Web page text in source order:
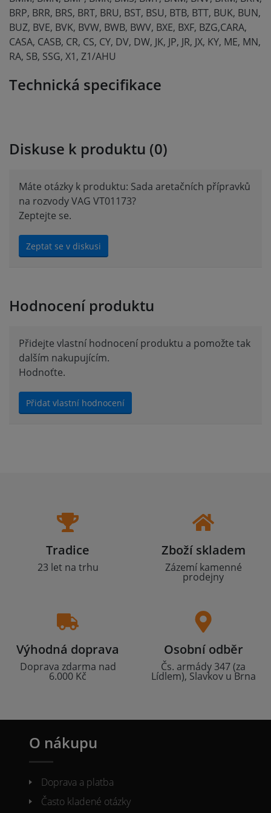
BRP, BRR, BRS, BRT, BRU, BST, BSU, BTB, BTT, BUK, BUN,
BUZ, BVE, BVK, BVW, BWB, BWV, BXE, BXF, BZG,CARA,
CASA, CASB, CR, CS, CY, DV, DW, JK, JP, JR, JX, KY, ME, MN,
RA, SB, SSG, X1, Z1/AHU
Technická specifikace
Diskuse k produktu (0)
Máte otázky k produktu: Sada aretačních přípravků
na rozvody VAG VT01173?
Zeptejte se.
Zeptat se v diskusi
Hodnocení produktu
Přidejte vlastní hodnocení produktu a pomožte tak
dalším nakupujícím.
Hodnoťte.
Přidat vlastní hodnocení
Tradice
23 let na trhu
Zboží skladem
Zázemí kamenné
prodejny
Výhodná doprava
Doprava zdarma nad
6.000 Kč
Osobní odběr
Čs. armády 347 (za
Lídlem), Slavkov u Brna
O nákupu
Doprava a platba
Často kladené otázky